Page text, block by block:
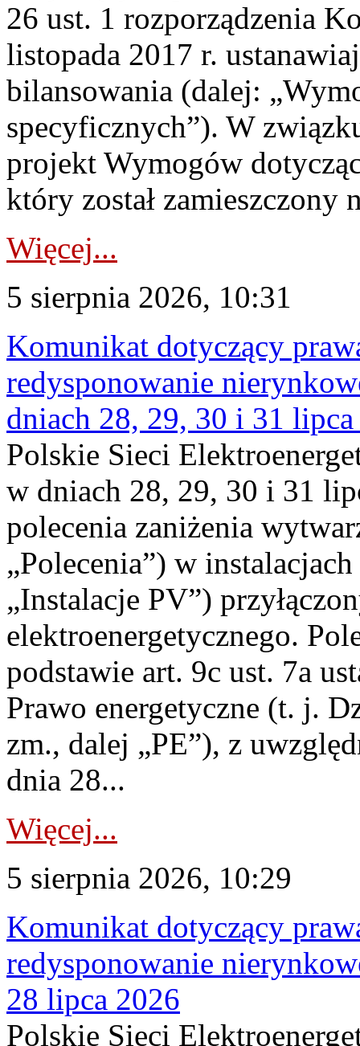
26 ust. 1 rozporządzenia
listopada 2017 r.
bilansowania (dalej:
specyficznych”). W
projekt Wymogów
który został zamieszczony
Więcej...
5 sierpnia 2026, 10:31
Komunikat dotyczący
redysponowanie
dniach 28, 29, 30 i 31
Polskie Sieci
w dniach 28, 29, 30 i 31
polecenia zaniżenia
„Polecenia”) w
„Instalacje PV”)
elektroenergetycznego.
podstawie art. 9c ust. 7a
Prawo energetyczne (t. j.
zm., dalej „PE”), z
dnia 28...
Więcej...
5 sierpnia 2026, 10:29
Komunikat dotyczący
redysponowanie
28 lipca 2026
Polskie Sieci